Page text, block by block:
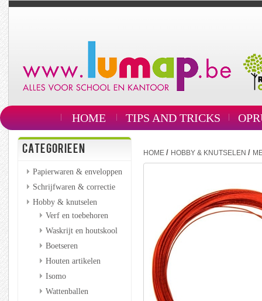
HOME TIPS AND TRICKS
CATEGORIEEN
Papierwaren & enveloppen
Schrijfwaren & correctie
Hobby & knutselen
Verf en toebehoren
Waskrijt en houtskool
Boetseren
Houten artikelen
Isomo
Wattenballen
HOME / HOBBY & KNUTSELEN /